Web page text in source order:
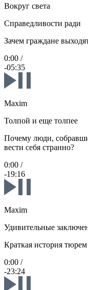
Вокруг света
Справедливости ради
Зачем граждане
0:00 /
-05:35
Maxim
Толпой и еще толпее
Почему люди,
вести себя странно?
0:00 /
-19:16
Maxim
Удивительные
Краткая история тюрем
0:00 /
-23:24